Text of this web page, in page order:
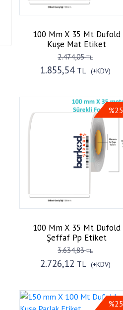
100 Mm X 35 Mt Dufold
Kuşe Mat Etiket
2.474,05TL
1.855,54 TL (+KDV)
%25
100 Mm X 35 Mt Dufold
Şeffaf Pp Etiket
3.634,83TL
2.726,12 TL (+KDV)
%25